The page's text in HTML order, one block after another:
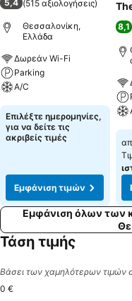
5,4 (515 αξιολογήσεις)
Θεσσαλονίκη,
Ελλάδα
Δωρεάν Wi-Fi
Parking
A/C
Εμφάνιση τιμών
Επιλέξτε ημερομηνίες,
για να δείτε τις
ακριβείς τιμές
Εμφάνιση τιμών
8,1
Εμφάνιση όλων των
Τάση τιμής
Βάσει των χαμηλότερων τιμών
0 €